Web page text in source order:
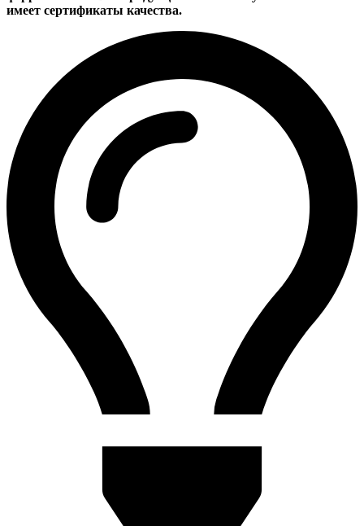
имеет сертификаты качества.